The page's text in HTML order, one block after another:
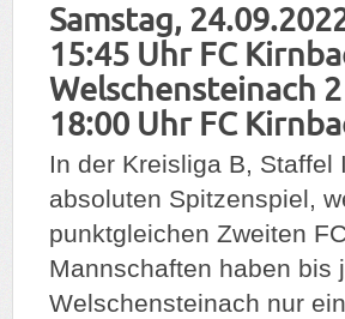
Samstag,
15:45 Uhr FC
Welschensteinach 2
18:00 Uhr FC
In der Kreisliga B,
absoluten Spitzenspiel,
punktgleichen Zweiten
Mannschaften haben bis
Welschensteinach nur